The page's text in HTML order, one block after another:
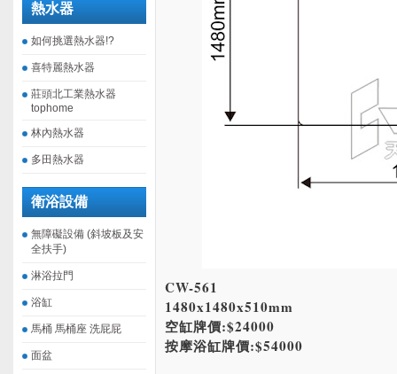
熱水器
如何挑選熱水器!?
喜特麗熱水器
莊頭北工業熱水器
tophome
林內熱水器
多田熱水器
衛浴設備
無障礙設備 (斜坡板及安
全扶手)
淋浴拉門
浴缸
馬桶 馬桶座 洗屁屁
面盆
CW-561
1480x1480x510mm
空缸牌價:$24000
按摩浴缸牌價:$54000